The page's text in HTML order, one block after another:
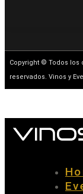
Copyright © Todos los
reservados. Vinos y